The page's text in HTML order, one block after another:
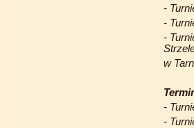
-
-
-
w
-
-